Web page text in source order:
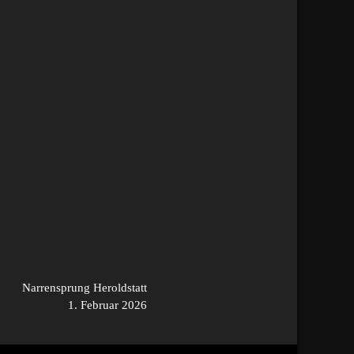
Narrensprung Heroldstatt
1. Februar 2026